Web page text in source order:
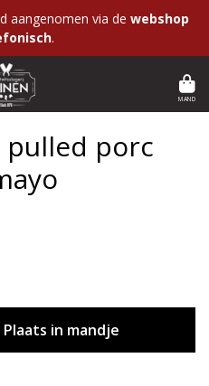
aangenomen via de webshop
.
MAND
pulled porc
Plaats in mandje